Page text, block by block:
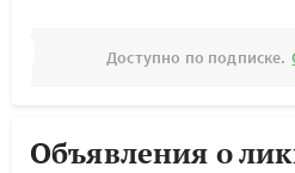
Доступно по подписке.
Объявления о